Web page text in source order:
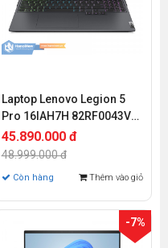
Laptop Lenovo Legion 5
Pro 16IAH7H 82RF0043VN
(Core i7-12700H | 16GB |
512GB | RTX 3060 6GB | 16
11)
45.890.000 đ
48.999.000 đ
Còn hàng Thêm vào giỏ
-7%